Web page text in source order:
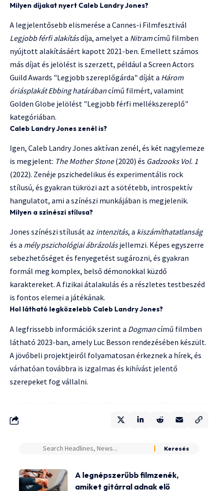
Milyen díjakat nyert Caleb Landry Jones?
A legjelentősebb elismerése a Cannes-i Filmfesztivál
Legjobb férfi alakításdíja, amelyet a Nitramcímű filmben
nyújtott alakításáért kapott 2021-ben. Emellett számos
más díjat és jelölést is szerzett, például a Screen Actors
Guild Awards "Legjobb szereplőgárda" díját a Három
óriásplakát Ebbing határábancímű filmért, valamint
Golden Globe jelölést "Legjobb férfi mellékszereplő"
kategóriában.
Caleb Landry Jones zenél is?
Igen, Caleb Landry Jones aktívan zenél, és két nagylemeze
is megjelent: The Mother Stone(2020) és Gadzooks Vol. 1
(2022). Zenéje pszichedelikus és experimentális rock
stílusú, és gyakran tükrözi azt a sötétebb, introspektív
hangulatot, ami a színészi munkájában is megjelenik.
Milyen a színészi stílusa?
Jones színészi stílusát az intenzitás, a kiszámíthatatlanság
és a mély pszichológiai ábrázolásjellemzi. Képes egyszerre
sebezhetőséget és fenyegetést sugározni, és gyakran
formál meg komplex, belső démonokkal küzdő
karaktereket. A fizikai átalakulás és a részletes testbeszéd
is fontos elemei a játékának.
Hol látható legközelebb Caleb Landry Jones?
A legfrissebb információk szerint a Dogmancímű filmben
látható 2023-ban, amely Luc Besson rendezésében készült.
A jövőbeli projektjeiről folyamatosan érkeznek a hírek, és
várhatóan továbbra is izgalmas és kihívást jelentő
szerepeket fog vállalni.
A legnépszerűbb filmzenék,
amiket gitárral adnak elő